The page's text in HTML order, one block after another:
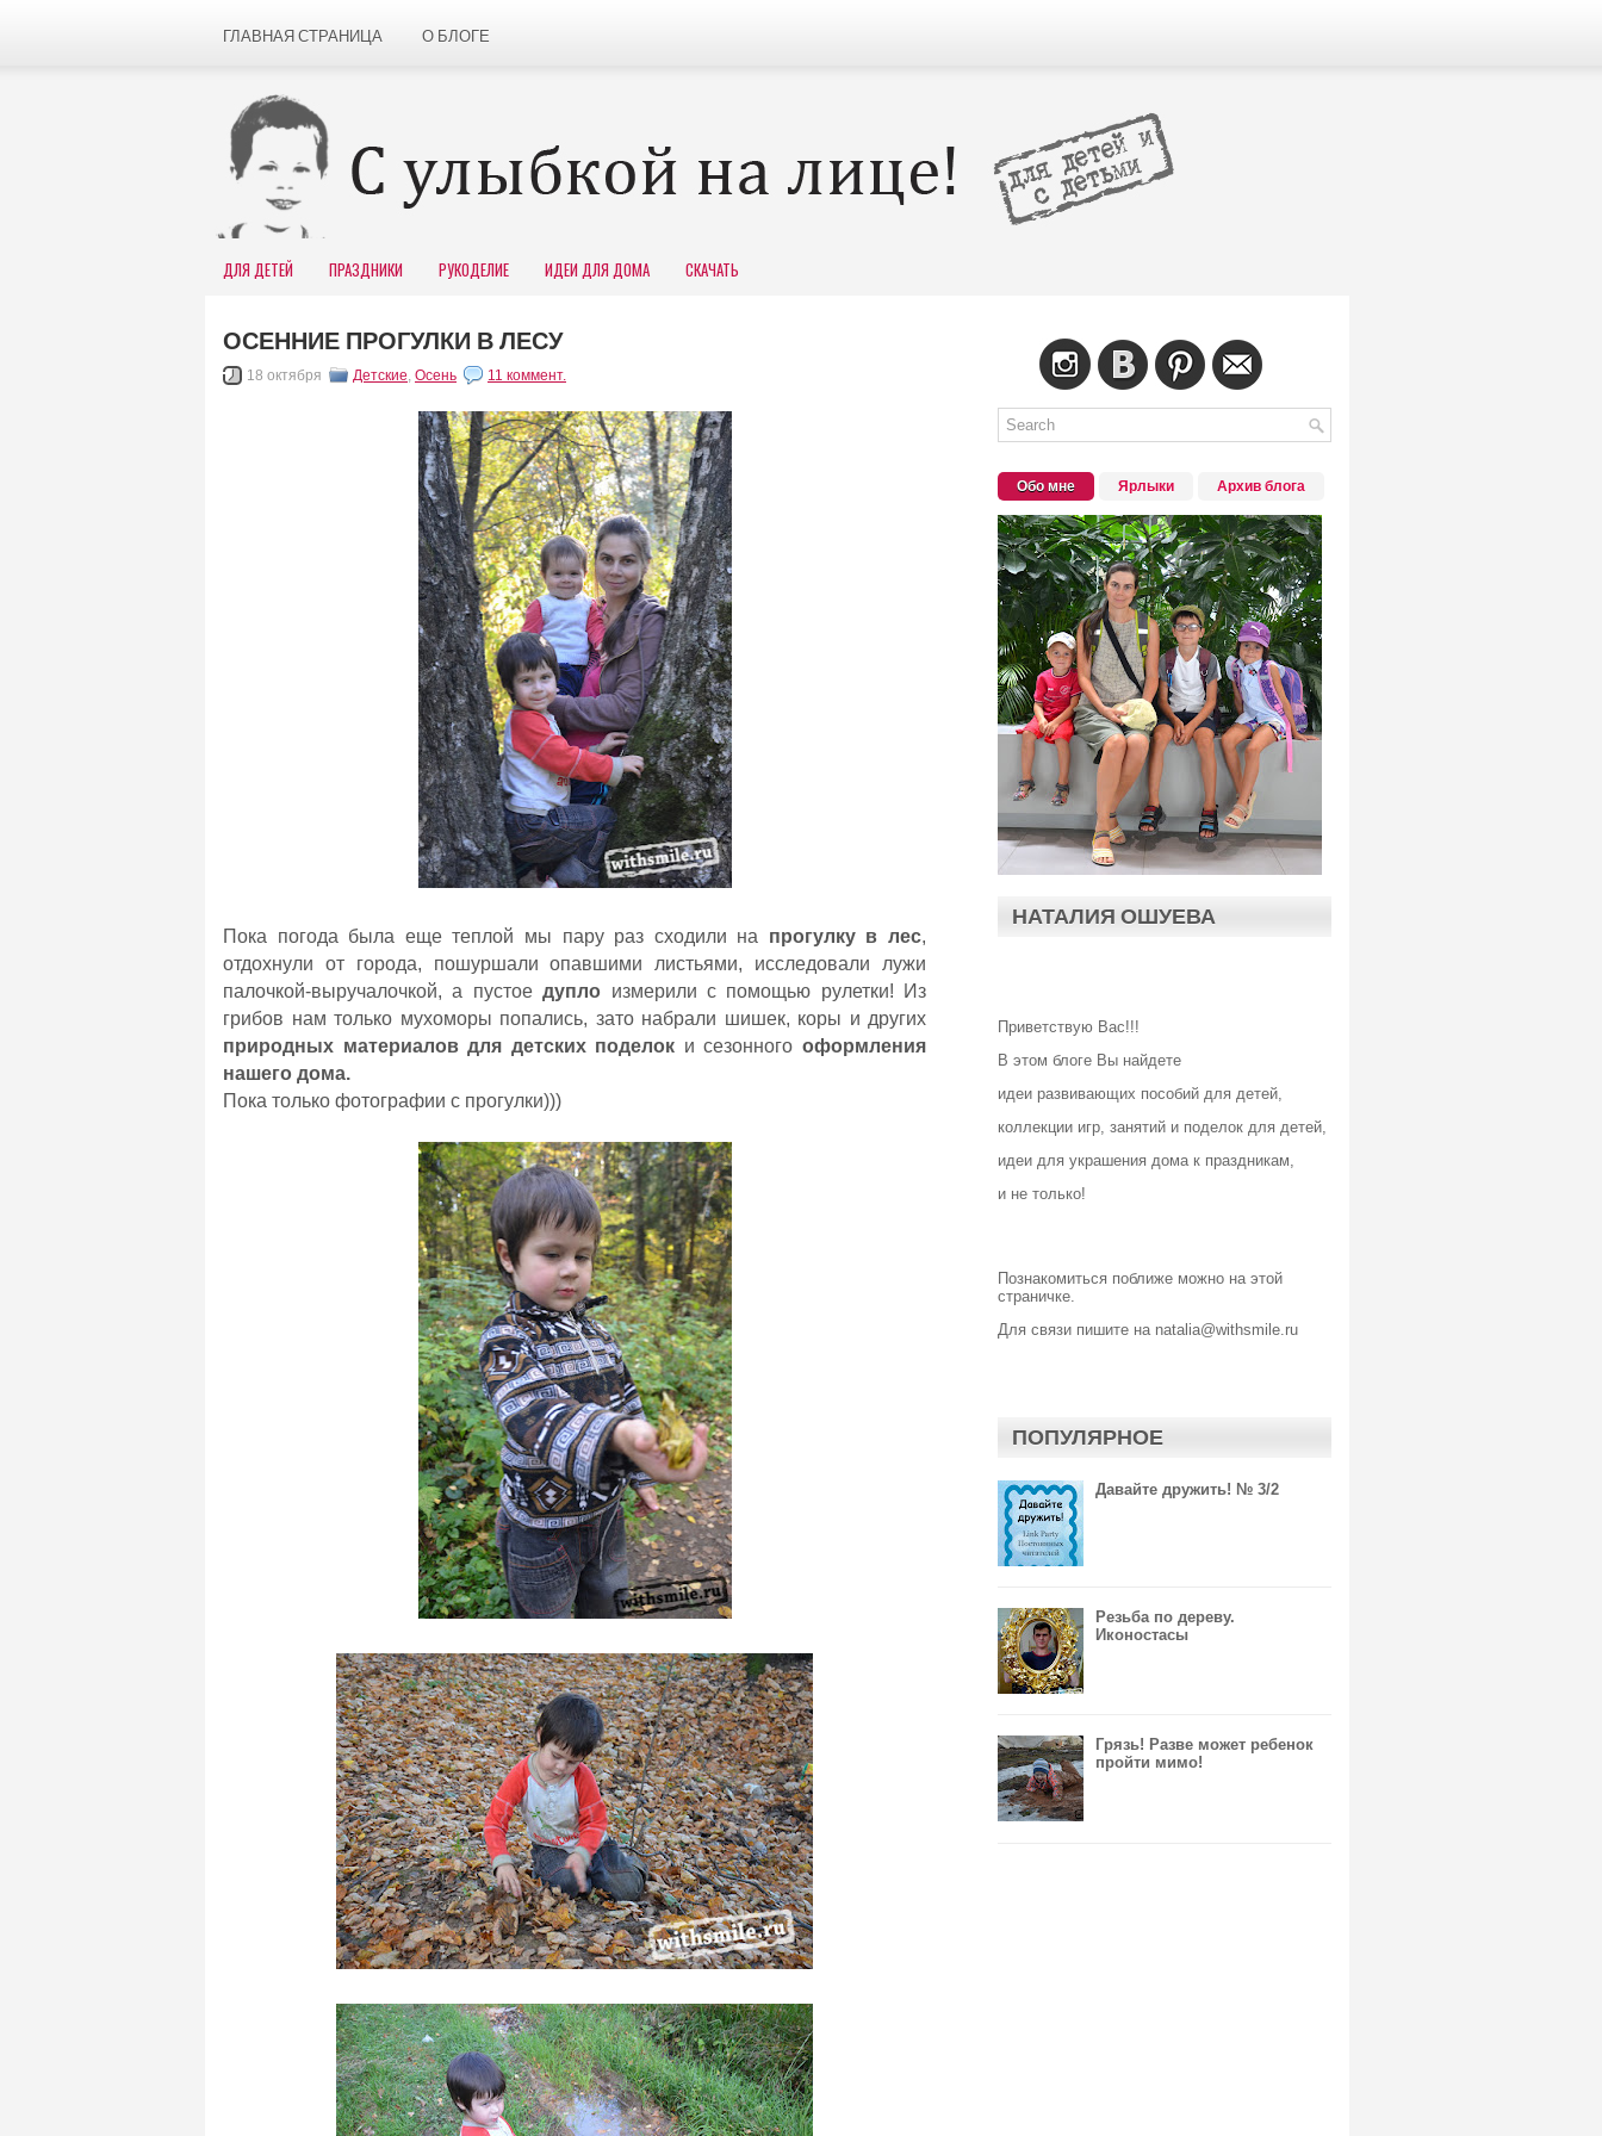
ГЛАВНАЯ СТРАНИЦА О БЛОГЕ
ДЛЯ ДЕТЕЙ ПРАЗДНИКИ РУКОДЕЛИЕ ИДЕИ ДЛЯ ДОМА СКАЧАТЬ
ОСЕННИЕ ПРОГУЛКИ В ЛЕСУ
18 октября Детские, Осень 11 коммент.
Пока погода была еще теплой мы пару раз сходили на прогулку в лес,
отдохнули от города, пошуршали опавшими листьями, исследовали лужи
палочкой-выручалочкой, а пустоедупло измерили с помощью рулетки! Из
грибов нам только мухоморы попались, зато набрали шишек, коры и других
природных материалов для детских поделок и сезонногооформления
нашего дома.
Пока только фотографии с прогулки)))
Обо мне Ярлыки Архив блога
НАТАЛИЯ ОШУЕВА
Приветствую Вас!!!
В этом блоге Вы найдете
идеи развивающих пособий для детей,
коллекции игр, занятий и поделок для детей,
идеи для украшения дома к праздникам,
и не только!
Познакомиться поближе можно на этой
страничке.
Для связи пишите на natalia@withsmile.ru
ПОПУЛЯРНОЕ
Давайте дружить! № 3/2
Резьба по дереву.
Иконостасы
Грязь! Разве может ребенок
пройти мимо!